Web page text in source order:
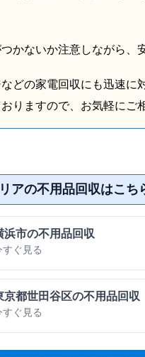
かないか注意しながら、
どの家電回収にも迅速に
りますので、お気軽にご
アの不用品回収はこち
浜市の不用品回収
すぐ見る
京都世田谷区の不用品回収
すぐ見る